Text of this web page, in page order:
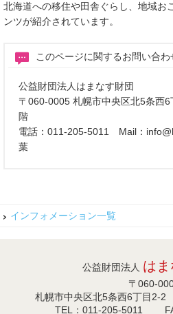
北海道への移住や田舎ぐらし、地域お
ンツが紹介されています。
このページに関するお問い合わ
公益財団法人はまなす財団
〒060-0005 札幌市中央区北5条西
階
電話：011-205-5011 Mail：
葉
インフォメーション一覧
公益財団法人 は
〒060-
札幌市中央区北5条西6丁目2-
TEL：011-205-5011